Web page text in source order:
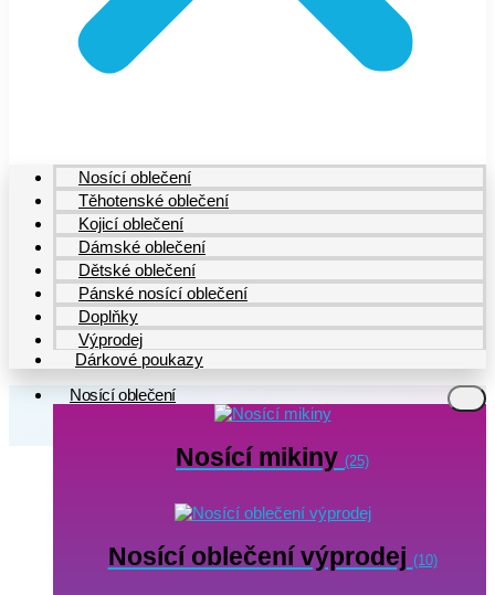
Nosící oblečení
Těhotenské oblečení
Kojicí oblečení
Dámské oblečení
Dětské oblečení
Pánské nosící oblečení
Doplňky
Výprodej
Dárkové poukazy
Nosící oblečení
Nosící mikiny (25)
Nosící oblečení výprodej (10)